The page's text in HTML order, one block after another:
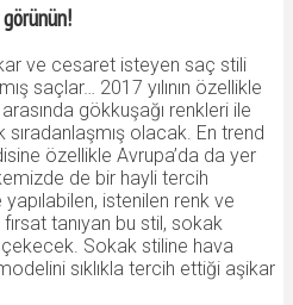
ve cesaret isteyen saç stili
saçlar… 2017 yılının özellikle
gökkuşağı renkleri ile
sıradanlaşmış olacak. En trend
özellikle Avrupa’da da yer
de bir hayli tercih
istenilen renk ve
tanıyan bu stil, sokak
çekecek. Sokak stiline hava
sıklıkla tercih ettiği aşikar